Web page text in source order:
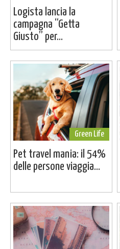
Logista lancia la
campagna “Getta
Giusto” per...
Green Life
Pet travel mania: il 54%
delle persone viaggia...